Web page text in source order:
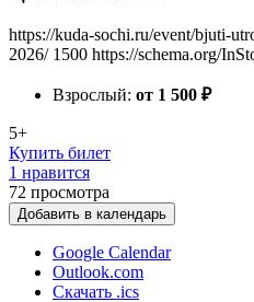
https://kuda-sochi.ru/event/bjuti-
2026/ 1500 https://schema.org/
Взрослый: от 1 500 ₽
5+
Купить билет
1 нравится
72 просмотра
Добавить в календарь
Google Calendar
Outlook.com
Скачать .ics